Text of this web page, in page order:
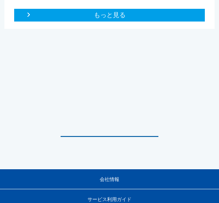
もっと見る
会社情報
サービス利用ガイド